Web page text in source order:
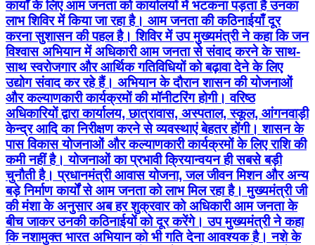
कार्यों के लिए आम जनता को कार्यालयों में भटकना पड़ता है उनका
लाभ शिविर में किया जा रहा है। आम जनता की कठिनाईयाँ दूर
करना सुशासन की पहल है। शिविर में उप मुख्यमंत्री ने कहा कि जन
विश्वास अभियान में अधिकारी आम जनता से संवाद करने के साथ-
साथ स्वरोजगार और आर्थिक गतिविधियों को बढ़ावा देने के लिए
उद्योग संवाद कर रहे हैं। अभियान के दौरान शासन की योजनाओं
और कल्याणकारी कार्यक्रमों की मॉनीटरिंग होगी। वरिष्ठ
अधिकारियों द्वारा कार्यालय, छात्रावास, अस्पताल, स्कूल, आंगनवाड़ी
केन्द्र आदि का निरीक्षण करने से व्यवस्थाएं बेहतर होंगी। शासन के
पास विकास योजनाओं और कल्याणकारी कार्यक्रमों के लिए राशि की
कमी नहीं है। योजनाओं का प्रभावी क्रियान्वयन ही सबसे बड़ी
चुनौती है। प्रधानमंत्री आवास योजना, जल जीवन मिशन और अन्य
बड़े निर्माण कार्यों से आम जनता को लाभ मिल रहा है। मुख्यमंत्री जी
की मंशा के अनुसार अब हर शुक्रवार को अधिकारी आम जनता के
बीच जाकर उनकी कठिनाईयों को दूर करेंगे। उप मुख्यमंत्री ने कहा
कि नशामुक्त भारत अभियान को भी गति देना आवश्यक है। नशे के